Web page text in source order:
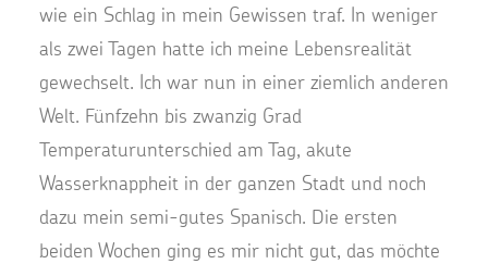
wie ein Schlag in mein Gewissen traf. In weniger
als zwei Tagen hatte ich meine Lebensrealität
gewechselt. Ich war nun in einer ziemlich anderen
Welt. Fünfzehn bis zwanzig Grad
Temperaturunterschied am Tag, akute
Wasserknappheit in der ganzen Stadt und noch
dazu mein semi-gutes Spanisch. Die ersten
beiden Wochen ging es mir nicht gut, das möchte